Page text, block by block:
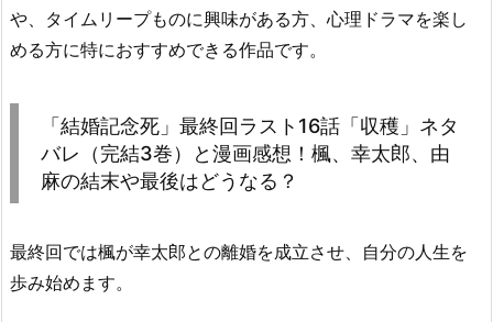
や、タイムリープものに興味がある方、心理ドラマを楽し
める方に特におすすめできる作品です。
「結婚記念死」最終回ラスト16話「収穫」ネタ
バレ（完結3巻）と漫画感想！楓、幸太郎、由
麻の結末や最後はどうなる？
最終回では楓が幸太郎との離婚を成立させ、自分の人生を
歩み始めます。